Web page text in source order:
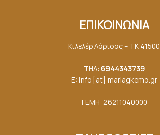
ΕΠΙΚΟΙΝΩΝΙΑ
Κιλελέρ Λάρισας – ΤΚ 41500
ΤΗΛ: 6944343739
E: info [at] mariagkemα.gr
ΓΕΜΗ: 26211040000